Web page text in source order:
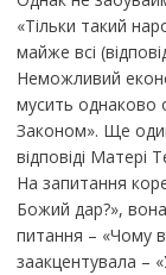
«Тільки такий
майже всі
Неможливий
мусить однаково
Законом». Ще
відповіді
На запитання
Божий дар?»,
питання – «Чому
заакцентувала –